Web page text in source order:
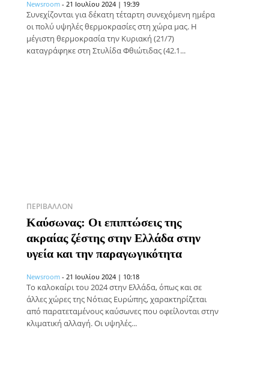
Newsroom - 21 Ιουλίου 2024 | 19:39
Συνεχίζονται για δέκατη τέταρτη συνεχόμενη ημέρα
οι πολύ υψηλές θερμοκρασίες στη χώρα μας. Η
μέγιστη θερμοκρασία την Κυριακή (21/7)
καταγράφηκε στη Στυλίδα Φθιώτιδας (42.1...
ΠΕΡΙΒΆΛΛΟΝ
Καύσωνας: Οι επιπτώσεις της
ακραίας ζέστης στην Ελλάδα στην
υγεία και την παραγωγικότητα
Newsroom - 21 Ιουλίου 2024 | 10:18
Το καλοκαίρι του 2024 στην Ελλάδα, όπως και σε
άλλες χώρες της Νότιας Ευρώπης, χαρακτηρίζεται
από παρατεταμένους καύσωνες που οφείλονται στην
κλιματική αλλαγή. Οι υψηλές...